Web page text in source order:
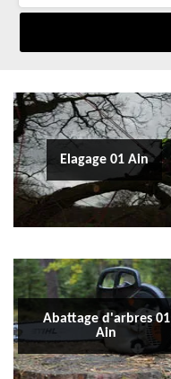
Elagage 01 Ain
Abattage d'arbres 01
Ain